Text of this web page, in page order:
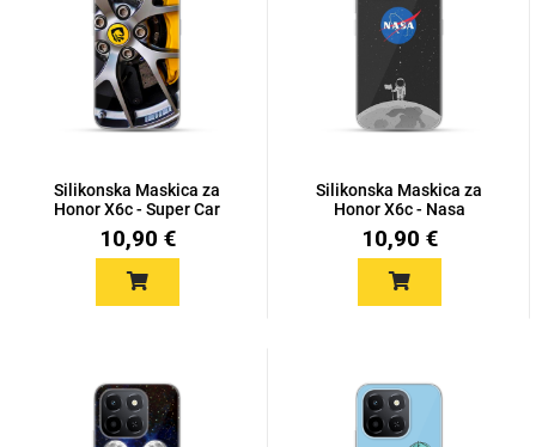
Silikonska Maskica za
Honor X6c - Super Car
10,90 €
Silikonska Maskica za
Honor X6c - Nasa
10,90 €